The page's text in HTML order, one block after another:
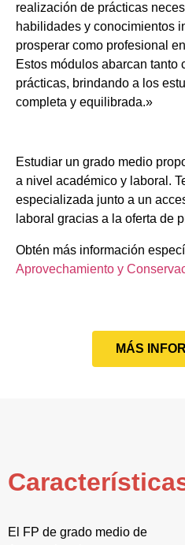
realización de prácticas
habilidades y conocimientos
prosperar como profesional
Estos módulos abarcan tanto
prácticas, brindando a los
completa y equilibrada.»
Estudiar un grado medio
a nivel académico y laboral.
especializada junto a un
laboral gracias a la oferta de
Obtén más información
Aprovechamiento y
MÁS
El FP de grado medio de